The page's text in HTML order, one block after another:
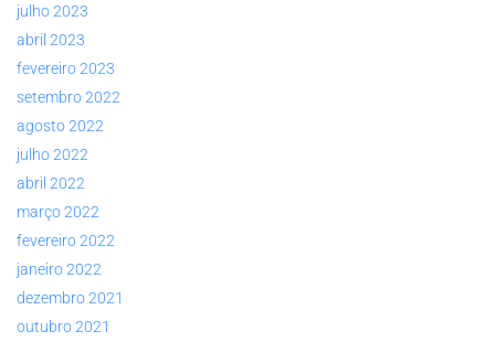
julho 2023
abril 2023
fevereiro 2023
setembro 2022
agosto 2022
julho 2022
abril 2022
março 2022
fevereiro 2022
janeiro 2022
dezembro 2021
outubro 2021